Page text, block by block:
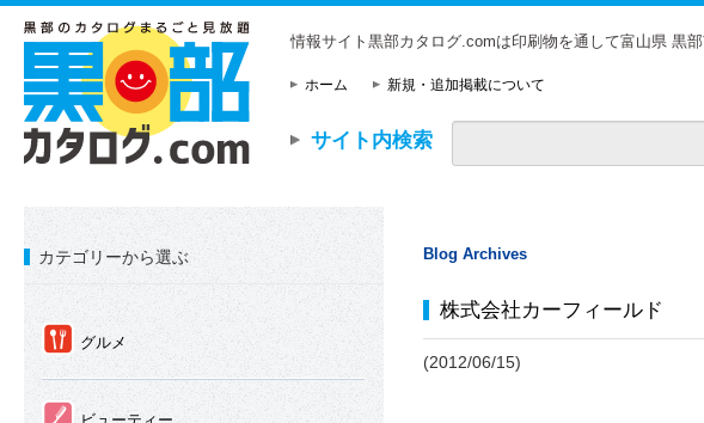
情報サイト黒部カタログ.comは印刷物を通して富山県 黒
ホーム 新規・追加掲載について
サイト内検索
カテゴリーから選ぶ
① グルメ
②
Blog Archives
株式会社カーフィールド
(2012/06/15)